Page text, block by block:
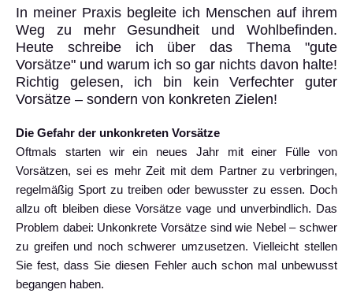
In meiner Praxis begleite ich Menschen auf ihrem
Weg zu mehr Gesundheit und Wohlbefinden.
Heute schreibe ich über das Thema "gute
Vorsätze" und warum ich so gar nichts davon halte!
Richtig gelesen, ich bin kein Verfechter guter
Vorsätze – sondern von konkreten Zielen!
Die Gefahr der unkonkreten Vorsätze
Oftmals starten wir ein neues Jahr mit einer Fülle von
Vorsätzen, sei es mehr Zeit mit dem Partner zu verbringen,
regelmäßig Sport zu treiben oder bewusster zu essen. Doch
allzu oft bleiben diese Vorsätze vage und unverbindlich. Das
Problem dabei: Unkonkrete Vorsätze sind wie Nebel – schwer
zu greifen und noch schwerer umzusetzen. Vielleicht stellen
Sie fest, dass Sie diesen Fehler auch schon mal unbewusst
begangen haben.